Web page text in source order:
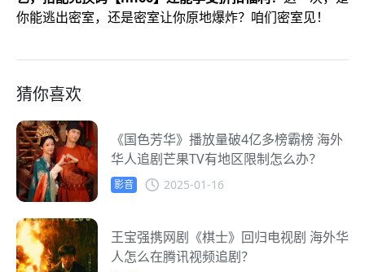
你能逃出密室，还是密室让你原地爆炸？咱们密室见！
猜你喜欢
《国色芳华》播放量破4亿多榜霸榜 海外
华人追剧芒果TV有地区限制怎么办？
影音 2025-01-16
王宝强携网剧《棋士》回归电视剧 海外华
人怎么在腾讯视频追剧？